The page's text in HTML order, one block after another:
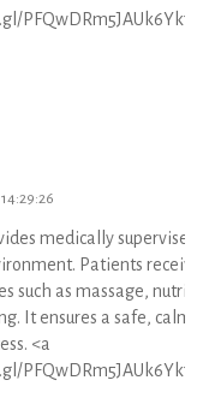
medically
Patients
such as massage,
It ensures a safe, calm,
<a